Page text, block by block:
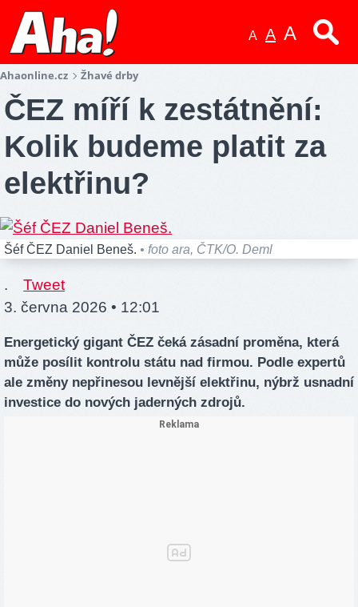
A A A
Ahaonline.cz Žhavé drby
ČEZ míří k zestátnění:
Kolik budeme platit za
elektřinu?
Šéf ČEZ Daniel Beneš. • foto ara, ČTK/O. Deml
.
Tweet
3. června 2026 • 12:01
Energetický gigant ČEZ čeká zásadní proměna, která
může posílit kontrolu státu nad firmou. Podle expertů
ale změny nepřinesou levnější elektřinu, nýbrž usnadní
investice do nových jaderných zdrojů.